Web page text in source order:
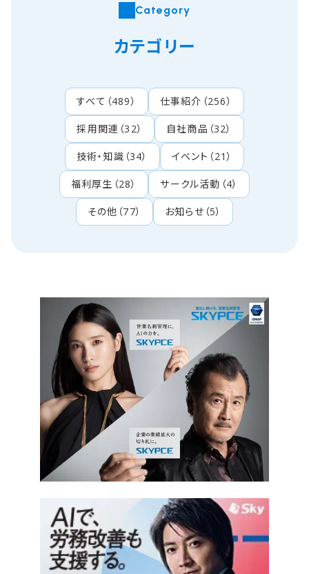
Category
カテゴリー
すべて （489） 仕事紹介 （256）
採用関連 （32） 自社商品 （32）
技術・知識 （34） イベント （21）
福利厚生 （28） サークル活動 （4）
その他 （77） お知らせ （5）